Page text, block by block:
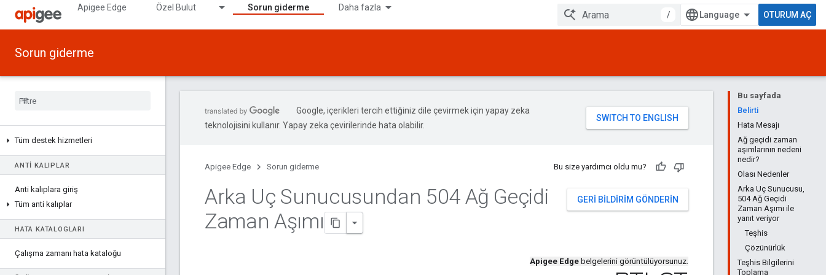
Apigee Edge Özel Bulut Sorun giderme Daha fazla
/ OTURUM AÇ
Sorun giderme
Tüm destek hizmetleri
ANTI KALIPLAR
Anti kalıplara giriş
Tüm anti kalıplar
HATA KATALOGLARI
Çalışma zamanı hata kataloğu
Bu sayfada
Belirti
Hata Mesajı
Ağ geçidi zaman
aşımlarının nedeni
nedir?
Olası Nedenler
Arka Uç Sunucusu,
504 Ağ Geçidi
Zaman Aşımı ile
yanıt veriyor
Teşhis
Çözünürlük
Teşhis Bilgilerini
Toplama
Google, içerikleri tercih ettiğiniz dile çevirmek için yapay zeka
teknolojisini kullanır. Yapay zeka çevirilerinde hata olabilir.
Apigee Edge Sorun giderme Bu size yardımcı oldu mu?
GERI BILDIRIM GÖNDERIN
Arka Uç Sunucusundan 504 Ağ Geçidi
Zaman Aşımı
Apigee Edge belgelerini görüntülüyorsunuz.